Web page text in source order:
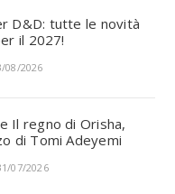
D&D: tutte le novità
il 2027!
08/2026
Il regno di Orisha,
di Tomi Adeyemi
07/2026